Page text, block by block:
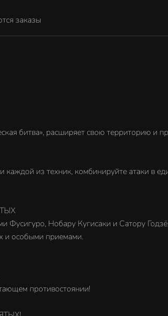
заказы
битва», расширяет свою территорию и
каждой из техник, комбинируйте атаки в
Фусигуро, Нобару Кугисаки и Сатору
и особыми приемами.
противостоянии!